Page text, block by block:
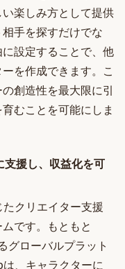
楽しみ方として提供
手を探すだけでな
設定することで、他
を作成できます。こ
創造性を最大限に引
むことを可能にしま
援し、収益化を可
クリエイター支援
です。もともと
グローバルプラット
、キャラクターに